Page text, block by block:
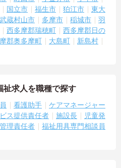
国立市 福生市 狛江市
東大
武蔵村山市 多摩市 稲城市
羽
西多摩郡瑞穂町
西多摩郡日の
郡奥多摩町 大島町
新島村
祉求人を職種で探す
看護助手
ケアマネージャー
ス提供責任者 施設長
児童発
理責任者
福祉用具専門相談員